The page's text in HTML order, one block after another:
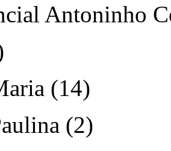
Antoninho
(14)
(2)